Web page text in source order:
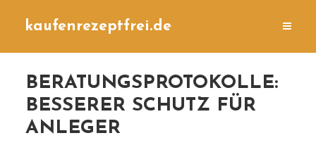
kaufenrezeptfrei.de
BERATUNGSPROTOKOLLE:
BESSERER SCHUTZ FÜR
ANLEGER